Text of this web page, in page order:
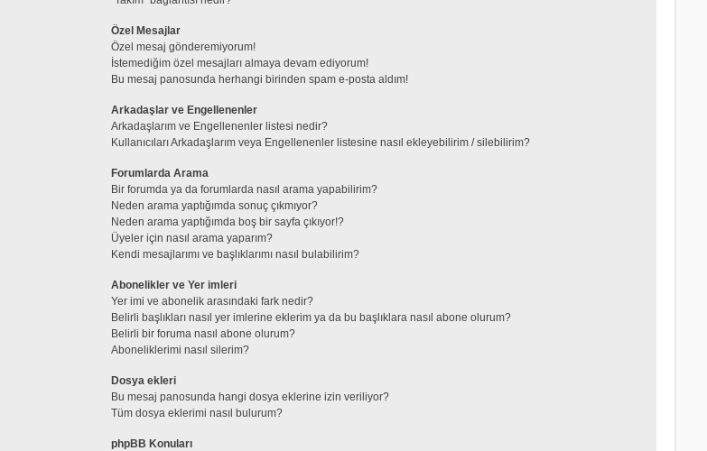
Özel Mesajlar
Özel mesaj gönderemiyorum!
İstemediğim özel mesajları almaya devam ediyorum!
Bu mesaj panosunda herhangi birinden spam e-posta aldım!
Arkadaşlar ve Engellenenler
Arkadaşlarım ve Engellenenler listesi nedir?
Kullanıcıları Arkadaşlarım veya Engellenenler listesine nasıl ekleyebilirim / silebilirim?
Forumlarda Arama
Bir forumda ya da forumlarda nasıl arama yapabilirim?
Neden arama yaptığımda sonuç çıkmıyor?
Neden arama yaptığımda boş bir sayfa çıkıyor!?
Üyeler için nasıl arama yaparım?
Kendi mesajlarımı ve başlıklarımı nasıl bulabilirim?
Abonelikler ve Yer imleri
Yer imi ve abonelik arasındaki fark nedir?
Belirli başlıkları nasıl yer imlerine eklerim ya da bu başlıklara nasıl abone olurum?
Belirli bir foruma nasıl abone olurum?
Aboneliklerimi nasıl silerim?
Dosya ekleri
Bu mesaj panosunda hangi dosya eklerine izin veriliyor?
Tüm dosya eklerimi nasıl bulurum?
phpBB Konuları